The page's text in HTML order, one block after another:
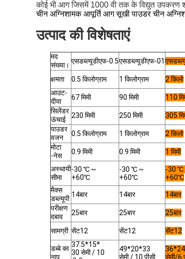
कोई भी आग जिसमें 1000 वी तक के विद्युत उपकरण
चीन अग्निशामक आपूर्ति आग सूखी पाउडर चीन
उत्पाद की विशेषताएं
मद
संख्या। एसडब्ल्यूडीएफ-0.5एसडब्ल्यूडीएफ-01
क्षमता 0.5 किलोग्राम 1 किलोग्राम 2 किलो
आउट-
दीया
67 मिमी 90 मिमी 110
सिलेंडर
ऊंचाई
230 मिमी 250 मिमी 305
पाउडर
वजन
0.5 किलोग्राम 1 किलोग्राम 2 किलो
मोटा
-नेस
0.9 मिमी 0.9 मिमी 1 मिमी
अस्थायी
सीमा
-30 ℃ ~
+60℃
-30 ℃ ~
+60℃
-30 ℃
+60℃
मैक्स
डब्ल्यूपी 14बार 14बार 14बार
परीक्षण
दबाव
25बार 25बार 25बार
सामग्री सेंट12 सेंट12 सेंट12
डब्बे का
नाप
37.5*15*
30 सेमी / 10
49*20*33
सेमी / 10 पीसी
सेमी/6